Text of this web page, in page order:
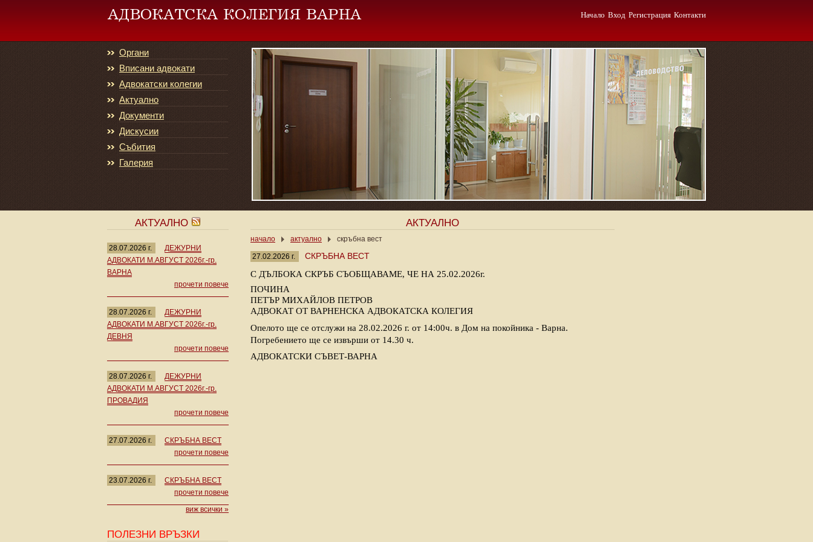
Начало Вход Регистрация Контакти
Органи
Вписани адвокати
Адвокатски колегии
Актуално
Документи
Дискусии
Събития
Галерия
АКТУАЛНО
28.07.2026 г.
ДЕЖУРНИ
АДВОКАТИ М.АВГУСТ 2026г.-гр.
ВАРНА
прочети повече
28.07.2026 г.
ДЕЖУРНИ
АДВОКАТИ М.АВГУСТ 2026г.-гр.
ДЕВНЯ
прочети повече
28.07.2026 г.
ДЕЖУРНИ
АДВОКАТИ М.АВГУСТ 2026г.-гр.
ПРОВАДИЯ
прочети повече
27.07.2026 г.
СКРЪБНА ВЕСТ
прочети повече
23.07.2026 г.
СКРЪБНА ВЕСТ
прочети повече
виж всички »
ПОЛЕЗНИ ВРЪЗКИ
АКТУАЛНО
начало актуално скръбна вест
27.02.2026 г.
СКРЪБНА ВЕСТ
С ДЪЛБОКА СКРЪБ СЪОБЩАВАМЕ, ЧЕ НА 25.02.2026г.
ПОЧИНА
ПЕТЪР МИХАЙЛОВ ПЕТРОВ
АДВОКАТ ОТ ВАРНЕНСКА АДВОКАТСКА КОЛЕГИЯ
Опелото ще се отслужи на 28.02.2026 г. от 14:00ч. в Дом на покойника - Варна.
Погребението ще се извърши от 14.30 ч.
АДВОКАТСКИ СЪВЕТ-ВАРНА